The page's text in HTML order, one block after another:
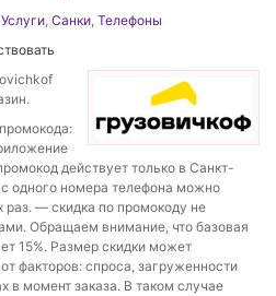
Услуги, Санки, Телефоны
действует только в Санкт-
одного номера телефона можно
раз. — скидка по промокоду не
Обращаем внимание, что базовая
15%. Размер скидки может
факторов: спроса, загруженности
в момент заказа. В таком случае